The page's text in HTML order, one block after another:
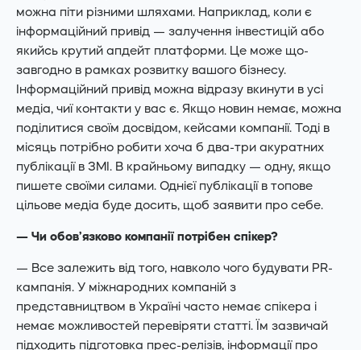
можна піти різними шляхами. Наприклад, коли є
інформаційний привід — залучення інвестицій або
якийсь крутий апдейт платформи. Це може що-
завгодно в рамках розвитку вашого бізнесу.
Інформаційний привід можна відразу вкинути в усі
медіа, чиї контакти у вас є. Якщо новин немає, можна
поділитися своїм досвідом, кейсами компанії. Тоді в
місяць потрібно робити хоча б два-три акуратних
публікації в ЗМІ. В крайньому випадку — одну, якщо
пишете своїми силами. Однієї публікації в топове
цільове медіа буде досить, щоб заявити про себе.
— Чи обов’язково компанії потрібен спікер?
— Все залежить від того, навколо чого будувати PR-
кампанія. У міжнародних компаній з
представництвом в Україні часто немає спікера і
немає можливостей перевіряти статті. Їм зазвичай
підходить підготовка прес-релізів, інформації про